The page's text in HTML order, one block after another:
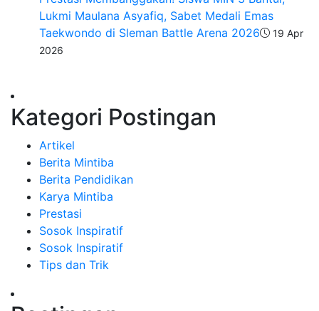
Lukmi Maulana Asyafiq, Sabet Medali Emas
Taekwondo di Sleman Battle Arena 2026
19 Apr
2026
Kategori Postingan
Artikel
Berita Mintiba
Berita Pendidikan
Karya Mintiba
Prestasi
Sosok Inspiratif
Sosok Inspiratif
Tips dan Trik